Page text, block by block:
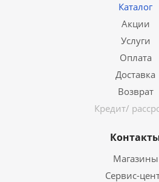
Каталог
Акции
Услуги
Оплата
Доставка
Возврат
Кредит/
Магазины
Сервис-